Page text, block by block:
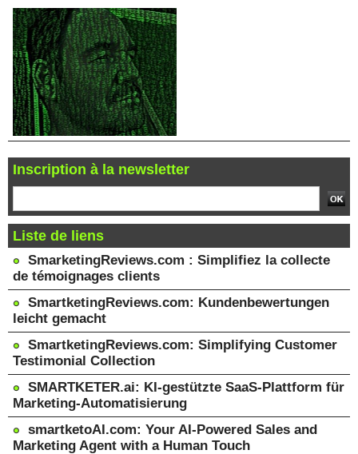
Inscription à la newsletter
Liste de liens
SmarketingReviews.com : Simplifiez la collecte
de témoignages clients
SmartketingReviews.com: Kundenbewertungen
leicht gemacht
SmartketingReviews.com: Simplifying Customer
Testimonial Collection
SMARTKETER.ai: KI-gestützte SaaS-Plattform für
Marketing-Automatisierung
smartketoAI.com: Your AI-Powered Sales and
Marketing Agent with a Human Touch